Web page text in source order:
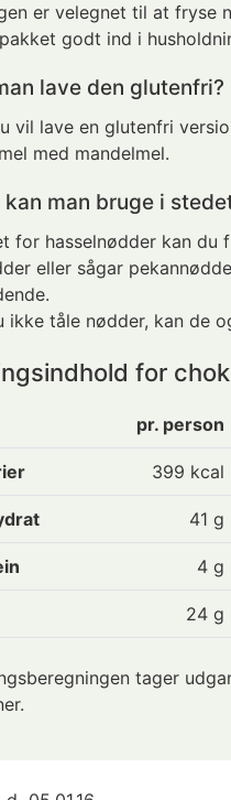
er velegnet til at fryse
godt ind i
lave den glutenfri?
vil lave en glutenfri
med mandelmel.
kan man bruge i
for hasselnødder kan du
eller sågar
ikke tåle nødder, kan de
for
pr. person
399 kcal
41 g
4 g
24 g
tager